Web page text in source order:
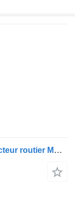
Essieu arrière 81.35003-7844 pour tracteur routier MAN TGX euro 6